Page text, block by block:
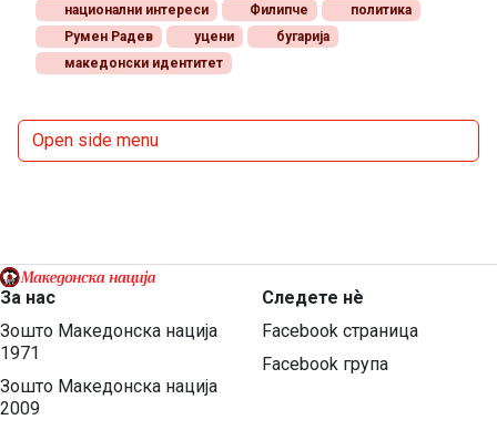
национални интереси
Филипче
политика
Румен Радев
уцени
бугарија
македонски идентитет
Open side menu
За нас
Зошто Македонска нација
1971
Зошто Македонска нација
2009
Следете нѐ
Facebook страница
Facebook група